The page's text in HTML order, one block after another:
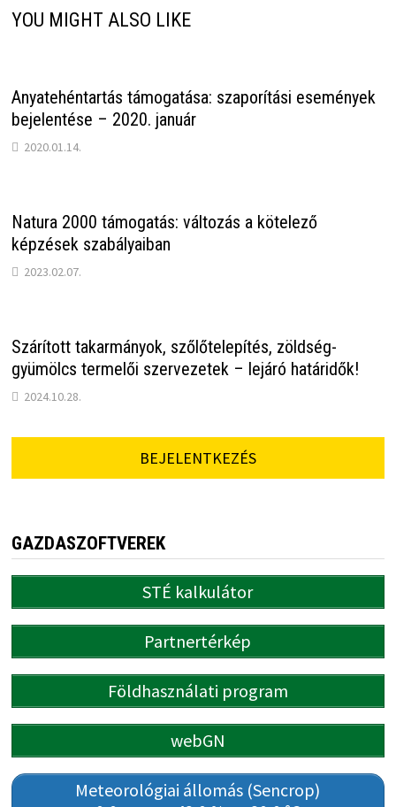
YOU MIGHT ALSO LIKE
Anyatehéntartás támogatása: szaporítási események
bejelentése – 2020. január
2020.01.14.
Natura 2000 támogatás: változás a kötelező
képzések szabályaiban
2023.02.07.
Szárított takarmányok, szőlőtelepítés, zöldség-
gyümölcs termelői szervezetek – lejáró határidők!
2024.10.28.
BEJELENTKEZÉS
GAZDASZOFTVEREK
STÉ kalkulátor
Partnertérkép
Földhasználati program
webGN
Meteorológiai állomás (Sencrop)